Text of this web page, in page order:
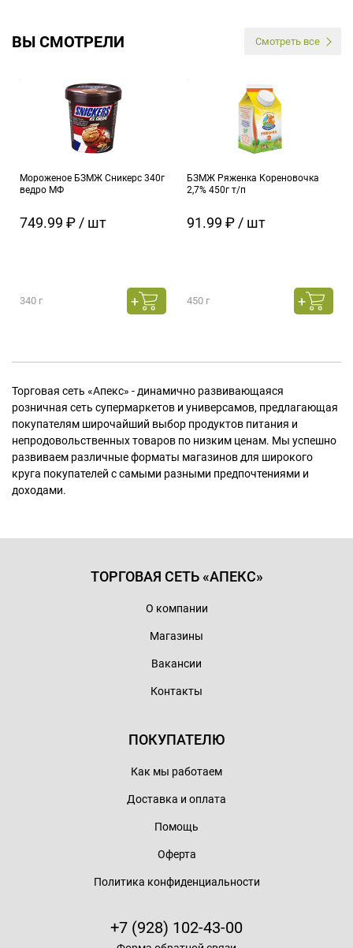
ВЫ СМОТРЕЛИ Смотреть все
Мороженое БЗМЖ Сникерс 340г
ведро МФ
749.99 ₽ / шт
340 г
БЗМЖ Ряженка Кореновочка
2,7% 450г т/п
91.99 ₽ / шт
450 г
Торговая сеть «Апекс» - динамично развивающаяся
розничная сеть супермаркетов и универсамов, предлагающая
покупателям широчайший выбор продуктов питания и
непродовольственных товаров по низким ценам. Мы успешно
развиваем различные форматы магазинов для широкого
круга покупателей с самыми разными предпочтениями и
доходами.
ТОРГОВАЯ СЕТЬ «АПЕКС»
О компании
Магазины
Вакансии
Контакты
ПОКУПАТЕЛЮ
Как мы работаем
Доставка и оплата
Помощь
Оферта
Политика конфиденциальности
+7 (928) 102-43-00